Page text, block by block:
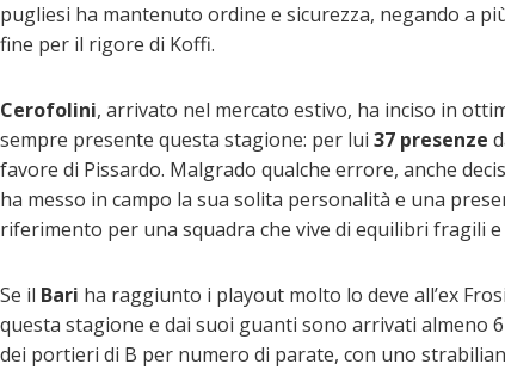
pugliesi ha mantenuto ordine e sicurezza, negando a
fine per il rigore di Koffi.
Cerofolini, arrivato nel mercato estivo, ha inciso in
sempre presente questa stagione: per lui 37 presenze
favore di Pissardo. Malgrado qualche errore, anche
ha messo in campo la sua solita personalità e una
riferimento per una squadra che vive di equilibri fragili
Se il Bari ha raggiunto i playout molto lo deve all’ex
questa stagione e dai suoi guanti sono arrivati almeno
dei portieri di B per numero di parate, con uno